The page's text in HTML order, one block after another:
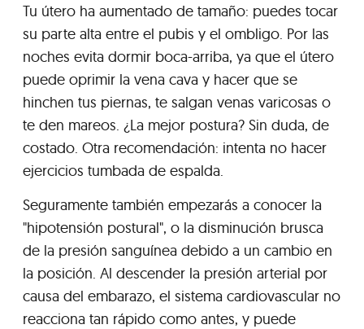
Tu útero ha aumentado de tamaño: puedes tocar
su parte alta entre el pubis y el ombligo. Por las
noches evita dormir boca-arriba, ya que el útero
puede oprimir la vena cava y hacer que se
hinchen tus piernas, te salgan venas varicosas o
te den mareos. ¿La mejor postura? Sin duda, de
costado. Otra recomendación: intenta no hacer
ejercicios tumbada de espalda.
Seguramente también empezarás a conocer la
"hipotensión postural", o la disminución brusca
de la presión sanguínea debido a un cambio en
la posición. Al descender la presión arterial por
causa del embarazo, el sistema cardiovascular no
reacciona tan rápido como antes, y puede